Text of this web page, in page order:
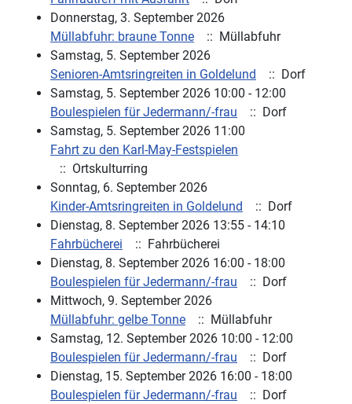
Donnerstag, 3. September 2026
Müllabfuhr: braune Tonne
:: Müllabfuhr
Samstag, 5. September 2026
Senioren-Amtsringreiten in Goldelund
:: Dorf
Samstag, 5. September 2026 10:00 - 12:00
Boulespielen für Jedermann/-frau
:: Dorf
Samstag, 5. September 2026 11:00
Fahrt zu den Karl-May-Festspielen
:: Ortskulturring
Sonntag, 6. September 2026
Kinder-Amtsringreiten in Goldelund
:: Dorf
Dienstag, 8. September 2026 13:55 - 14:10
Fahrbücherei
:: Fahrbücherei
Dienstag, 8. September 2026 16:00 - 18:00
Boulespielen für Jedermann/-frau
:: Dorf
Mittwoch, 9. September 2026
Müllabfuhr: gelbe Tonne
:: Müllabfuhr
Samstag, 12. September 2026 10:00 - 12:00
Boulespielen für Jedermann/-frau
:: Dorf
Dienstag, 15. September 2026 16:00 - 18:00
Boulespielen für Jedermann/-frau
:: Dorf